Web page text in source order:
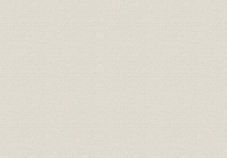
(1) 原価計算制度
(2) 予算制度
2. 事務計算・技術計算の機械化
3. 管理技術
4. 資材管理
(1) 創業時から昭和30年まで
(2) 昭和30年以降
第4章 勤労